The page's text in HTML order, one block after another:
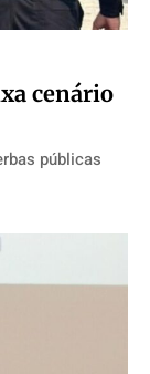
cenário
públicas